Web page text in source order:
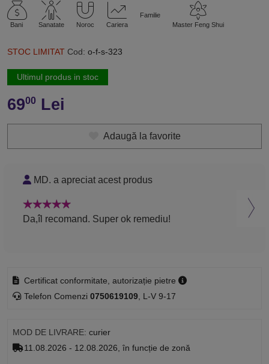
Bani Sanatate Noroc Cariera
Familie
Master Feng Shui
STOC LIMITAT Cod: o-f-s-323
Ultimul produs in stoc
6900Lei
Adaugă la favorite
MD. a apreciat acest produs
Da,îl recomand. Super ok remediu!
Certificat conformitate, autorizație pietre
Telefon Comenzi 0750619109, L-V 9-17
MOD DE LIVRARE: curier
11.08.2026 - 12.08.2026, în funcție de zonă